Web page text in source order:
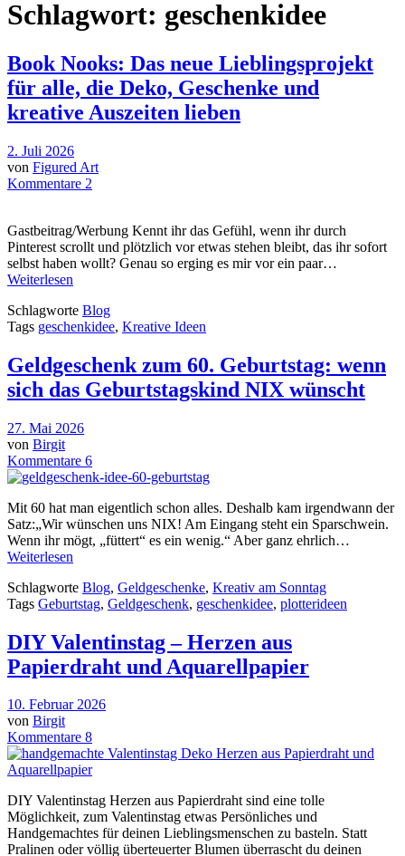
Schlagwort: geschenkidee
Book Nooks: Das neue Lieblingsprojekt
für alle, die Deko, Geschenke und
kreative Auszeiten lieben
2. Juli 2026
von Figured Art
Kommentare 2
Gastbeitrag/Werbung Kennt ihr das Gefühl, wenn ihr durch
Pinterest scrollt und plötzlich vor etwas stehen bleibt, das ihr sofort
selbst haben wollt? Genau so erging es mir vor ein paar…
Weiterlesen
Schlagworte Blog
Tags geschenkidee, Kreative Ideen
Geldgeschenk zum 60. Geburtstag: wenn
sich das Geburtstagskind NIX wünscht
27. Mai 2026
von Birgit
Kommentare 6
Mit 60 hat man eigentlich schon alles. Deshalb kam irgendwann der
Satz:„Wir wünschen uns NIX! Am Eingang steht ein Sparschwein.
Wenn ihr mögt, „füttert“ es ein wenig.“ Aber ganz ehrlich…
Weiterlesen
Schlagworte Blog, Geldgeschenke, Kreativ am Sonntag
Tags Geburtstag, Geldgeschenk, geschenkidee, plotterideen
DIY Valentinstag – Herzen aus
Papierdraht und Aquarellpapier
10. Februar 2026
von Birgit
Kommentare 8
DIY Valentinstag Herzen aus Papierdraht sind eine tolle
Möglichkeit, zum Valentinstag etwas Persönliches und
Handgemachtes für deinen Lieblingsmenschen zu basteln. Statt
Pralinen oder völlig überteuerter Blumen überrascht du deinen